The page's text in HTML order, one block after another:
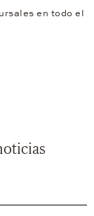
en todo el